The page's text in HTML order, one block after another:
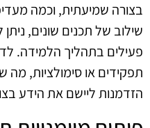
בצורה שמיעתית, וכמה
שילוב של תכנים שונים,
פעילים בתהליך הלמידה.
תפקידים או סימולציות,
הזדמנות ליישם את הידע